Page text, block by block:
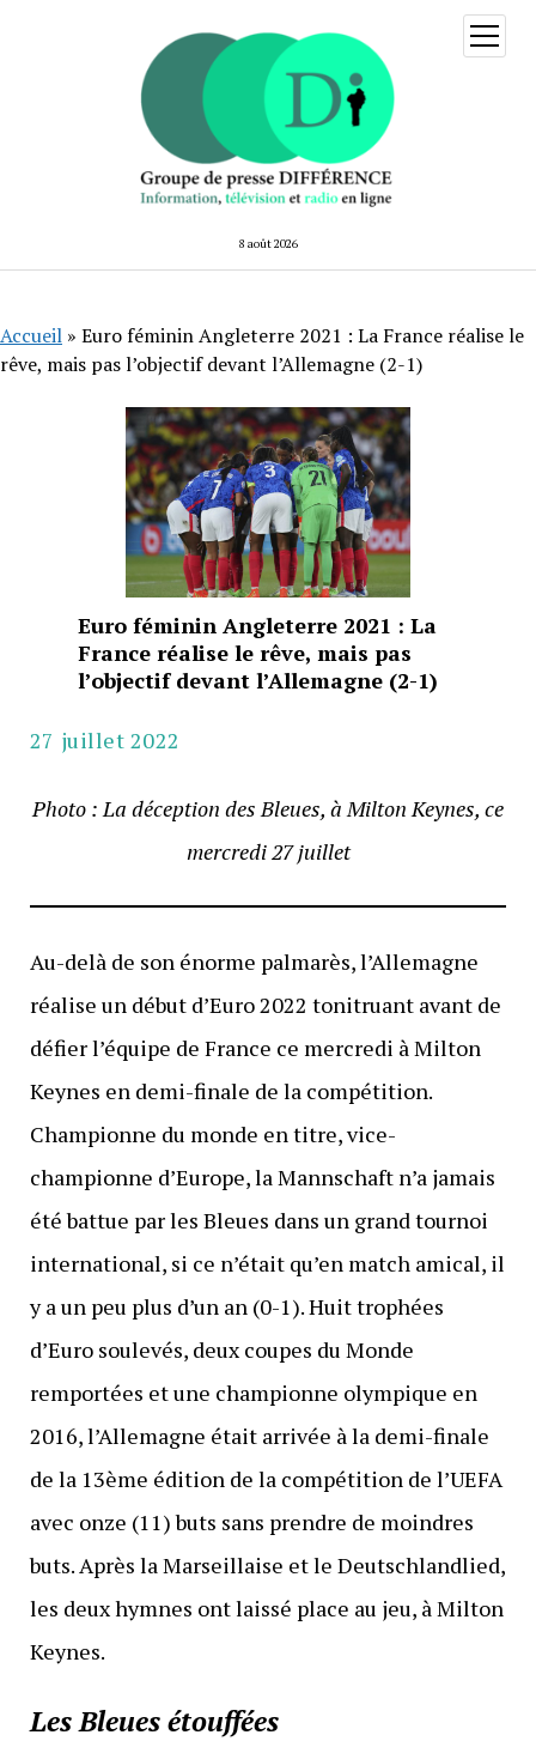
8 août 2026
ouvrir
menu
Accueil » Euro féminin Angleterre 2021 : La France réalise le
rêve, mais pas l’objectif devant l’Allemagne (2-1)
Euro féminin Angleterre 2021 : La
France réalise le rêve, mais pas
l’objectif devant l’Allemagne (2-1)
27 juillet 2022
Photo : La déception des Bleues, à Milton Keynes, ce
mercredi 27 juillet
Au-delà de son énorme palmarès, l’Allemagne
réalise un début d’Euro 2022 tonitruant avant de
défier l’équipe de France ce mercredi à Milton
Keynes en demi-finale de la compétition.
Championne du monde en titre, vice-
championne d’Europe, la Mannschaft n’a jamais
été battue par les Bleues dans un grand tournoi
international, si ce n’était qu’en match amical, il
y a un peu plus d’un an (0-1). Huit trophées
d’Euro soulevés, deux coupes du Monde
remportées et une championne olympique en
2016, l’Allemagne était arrivée à la demi-finale
de la 13ème édition de la compétition de l’UEFA
avec onze (11) buts sans prendre de moindres
buts. Après la Marseillaise et le Deutschlandlied,
les deux hymnes ont laissé place au jeu, à Milton
Keynes.
Les Bleues étouffées